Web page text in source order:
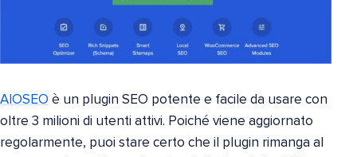
AIOSEO è un plugin SEO potente e facile da usare con
oltre 3 milioni di utenti attivi. Poiché viene aggiornato
regolarmente, puoi stare certo che il plugin rimanga al